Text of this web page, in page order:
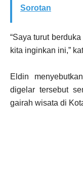
Sorotan
“Saya turut
kita inginkan ini,”
Eldin
digelar tersebut
gairah wisata di